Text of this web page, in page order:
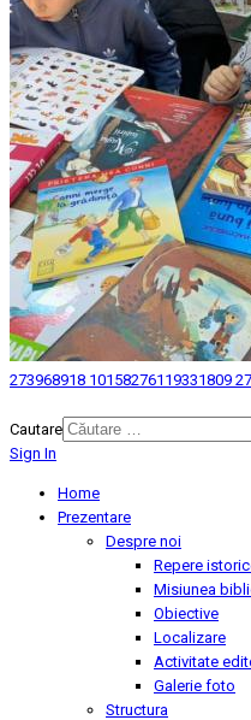
273968918 10158276119331809
Cautare
Sign In
Home
Prezentare
Despre noi
Repere
Misiunea
Obiective
Localizare
Activitate
Galerie foto
Structura